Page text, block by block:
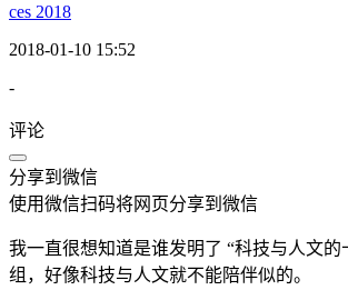
ces 2018
2018-01-10 15:52
-
评论
分享到微信
使用微信扫码将网页分享到微信
我一直很想知道是谁发明了 “科技与人文的
组，好像科技与人文就不能陪伴似的。